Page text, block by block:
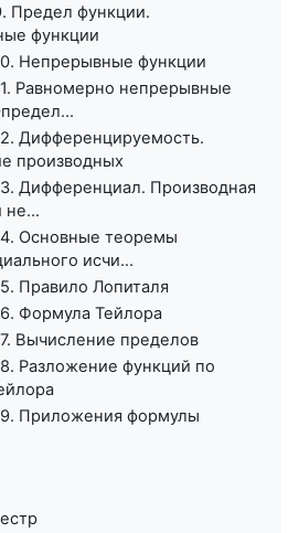
Предел функции.
функции
Непрерывные функции
Равномерно непрерывные
Дифференцируемость.
производных
Дифференциал. Производная
не...
Основные теоремы
исчи...
Правило Лопиталя
Формула Тейлора
Вычисление пределов
Разложение функций по
Приложения формулы